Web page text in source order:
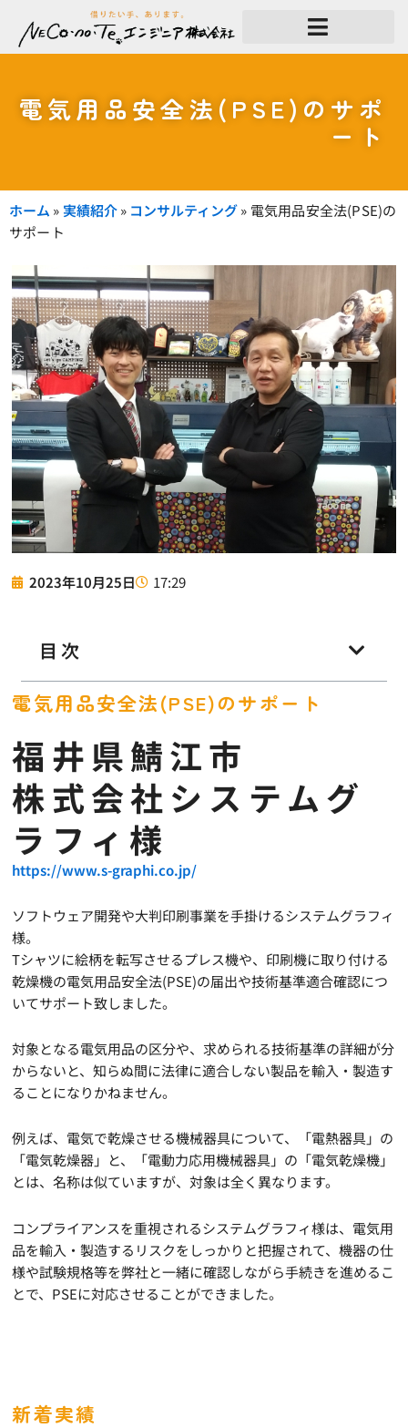
ス
電気用品安全法(PSE)のサポ
ート
ホーム » 実績紹介 » コンサルティング» 電気用品安全法(PSE)の
サポート
2023年10月25日 17:29
目次
電気用品安全法(PSE)のサポート
福井県鯖江市
株式会社システムグ
ラフィ様
https://www.s-graphi.co.jp/
ソフトウェア開発や大判印刷事業を手掛けるシステムグラフィ
様。
Tシャツに絵柄を転写させるプレス機や、印刷機に取り付ける
乾燥機の電気用品安全法(PSE)の届出や技術基準適合確認につ
いてサポート致しました。
対象となる電気用品の区分や、求められる技術基準の詳細が分
からないと、知らぬ間に法律に適合しない製品を輸入・製造す
ることになりかねません。
例えば、電気で乾燥させる機械器具について、「電熱器具」の
「電気乾燥器」と、「電動力応用機械器具」の「電気乾燥機」
とは、名称は似ていますが、対象は全く異なります。
コンプライアンスを重視されるシステムグラフィ様は、電気用
品を輸入・製造するリスクをしっかりと把握されて、機器の仕
様や試験規格等を弊社と一緒に確認しながら手続きを進めるこ
とで、PSEに対応させることができました。
新着実績